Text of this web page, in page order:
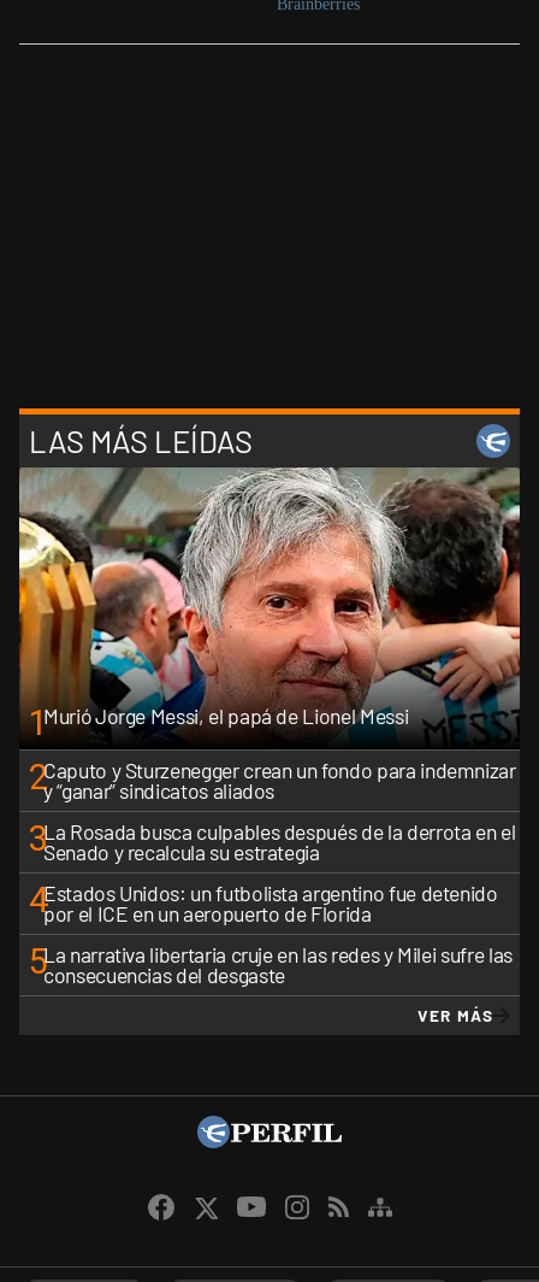
LAS MÁS LEÍDAS
1Murió Jorge Messi, el papá de Lionel Messi
2Caputo y Sturzenegger crean un fondo para indemnizar
y “ganar” sindicatos aliados
3La Rosada busca culpables después de la derrota en el
Senado y recalcula su estrategia
4Estados Unidos: un futbolista argentino fue detenido
por el ICE en un aeropuerto de Florida
5La narrativa libertaria cruje en las redes y Milei sufre las
consecuencias del desgaste
VER MÁS